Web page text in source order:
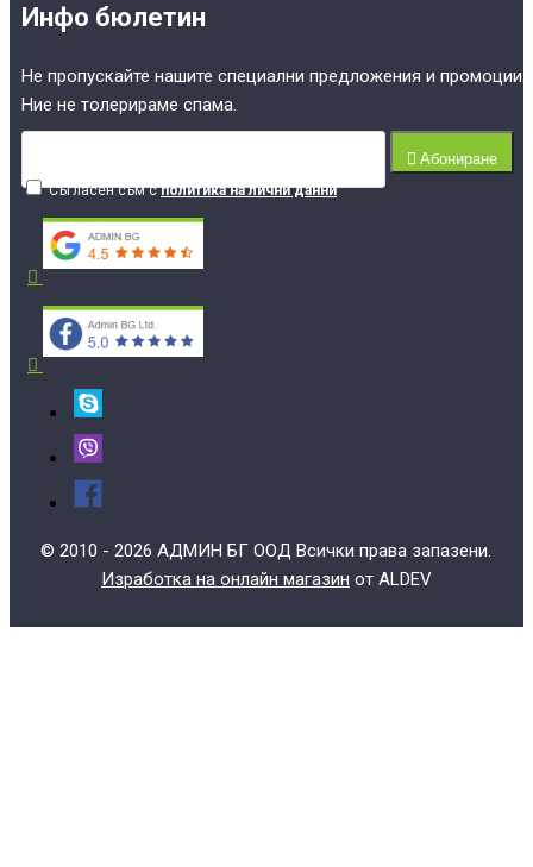
Инфо бюлетин
Не пропускайте нашите специални предложения и промоции.
Ние не толерираме спама.
Абониране
Съгласен съм сполитика на лични данни
© 2010 - 2026 АДМИН БГ ООД Всички права запазени.
Изработка на онлайн магазин от ALDEV